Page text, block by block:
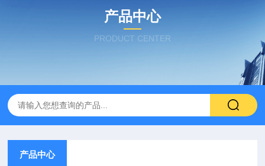
产品中心
PRODUCT CENTER
产品中心